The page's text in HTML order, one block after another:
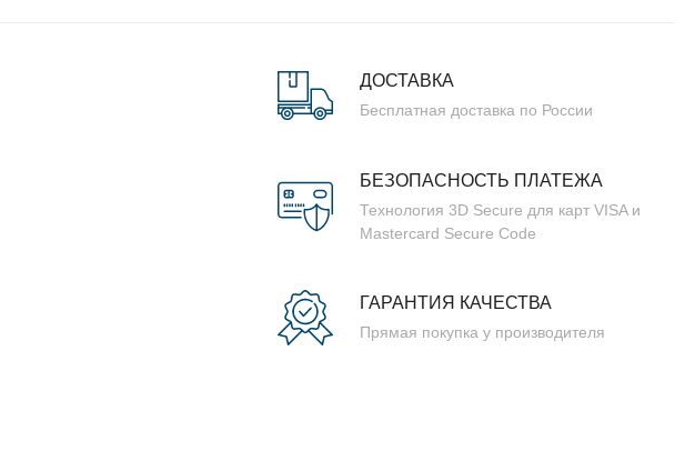
ДОСТАВКА
Бесплатная доставка по России
БЕЗОПАСНОСТЬ ПЛАТЕЖА
Технология 3D Secure для карт VISA и
Mastercard Secure Code
ГАРАНТИЯ КАЧЕСТВА
Прямая покупка у производителя